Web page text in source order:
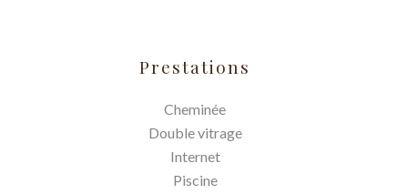
Prestations
Cheminée
Double vitrage
Internet
Piscine